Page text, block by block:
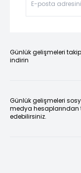
Günlük gelişmeleri
indirin
Günlük gelişmeleri
medya hesaplarından
edebilirsiniz.